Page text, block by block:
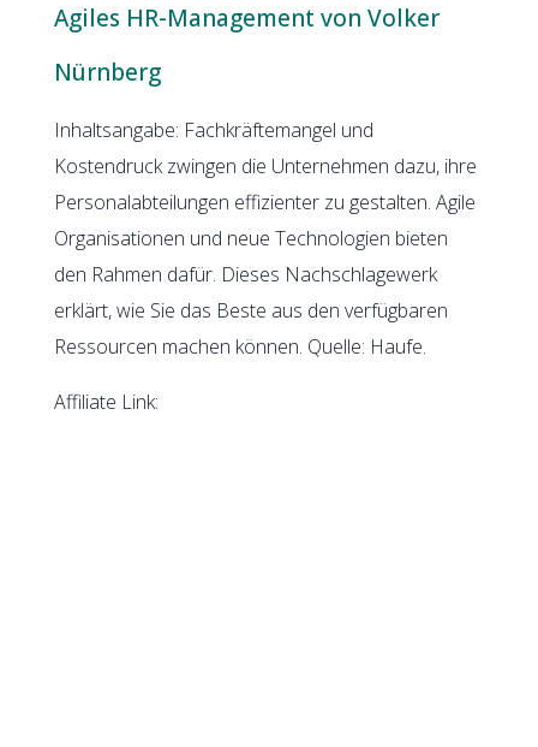
Agiles HR-Management von Volker
Nürnberg
Inhaltsangabe: Fachkräftemangel und
Kostendruck zwingen die Unternehmen dazu, ihre
Personalabteilungen effizienter zu gestalten. Agile
Organisationen und neue Technologien bieten
den Rahmen dafür. Dieses Nachschlagewerk
erklärt, wie Sie das Beste aus den verfügbaren
Ressourcen machen können. Quelle: Haufe.
Affiliate Link: